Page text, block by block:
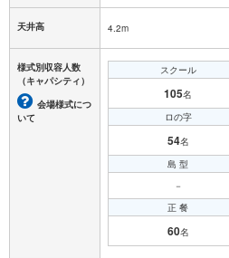
天井高 4.2m
様式別収容人数
（キャパシティ）
会場様式につ
いて
スクール
105名
ロの字
54名
島 型
－
正 餐
60名